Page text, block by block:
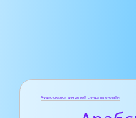
Аудиосказки для детей слушать онлайн